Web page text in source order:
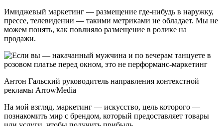
Имиджевый маркетинг — размещение где-нибудь в наружку,
прессе, телевидении — такими метриками не обладает. Мы не
можем понять, как повлияло размещение в ролике на
продажи.
Антон Гальский руководитель направления контекстной
рекламы ArrowMedia
На мой взгляд, маркетинг — искусство, цель которого —
познакомить мир с брендом, который предоставляет товары